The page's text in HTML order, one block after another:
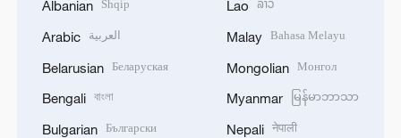
Albanian Shqip
Arabic العربية
Belarusian Беларуская
Bengali বাংলা
Bulgarian Български
Lao ລາວ
Malay Bahasa Melayu
Mongolian Монгол
Myanmar မြန်မာဘာသာ
Nepali नेपाली